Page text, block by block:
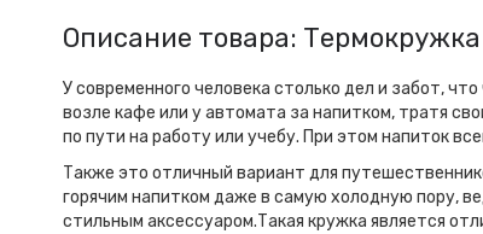
Описание товара:
У современного человека столько дел и забот,
возле кафе или у автомата за напитком, тратя
по пути на работу или учебу. При этом напиток
Также это отличный вариант для
горячим напитком даже в самую холодную пору,
стильным аксессуаром.Такая кружка является